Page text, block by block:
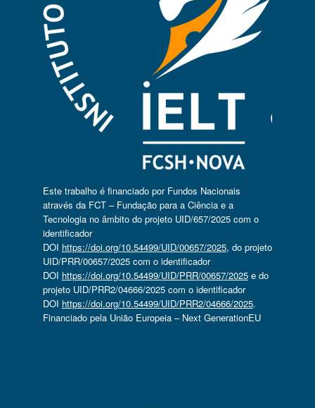
Este trabalho é financiado por Fundos Nacionais
através da FCT – Fundação para a Ciência e a
Tecnologia no âmbito do projeto UID/657/2025 com o
identificador
DOI https://doi.org/10.54499/UID/00657/2025, do projeto
UID/PRR/00657/2025 com o identificador
DOI https://doi.org/10.54499/UID/PRR/00657/2025e do
projeto UID/PRR2/04666/2025 com o identificador
DOI https://doi.org/10.54499/UID/PRR2/04666/2025.
Financiado pela União Europeia – Next GenerationEU